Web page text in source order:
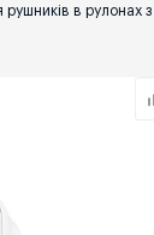
в рулонах